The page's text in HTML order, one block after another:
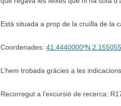
Està situada a prop de la cruïlla de la
Coordenades: 41.4440000ºN
L’hem trobada gràcies a les
Recorregut a l’excursió de recerca: